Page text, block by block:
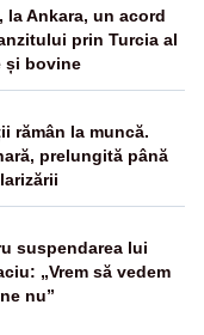
la Ankara, un acord
prin Turcia al
și bovine
rămân la muncă.
prelungită până
suspendarea lui
„Vrem să vedem
nu”